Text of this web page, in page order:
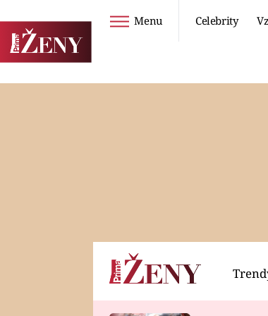
Menu Celebrity
Horoskopy Video